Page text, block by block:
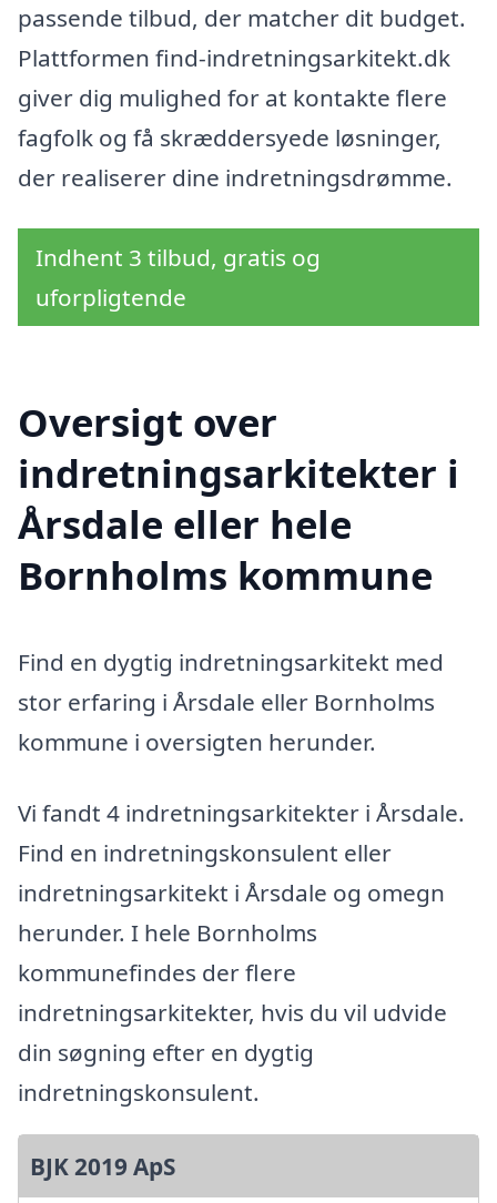
passende tilbud, der matcher dit budget.
Plattformen find-indretningsarkitekt.dk
giver dig mulighed for at kontakte flere
fagfolk og få skræddersyede løsninger,
der realiserer dine indretningsdrømme.
Indhent 3 tilbud, gratis og
uforpligtende
Oversigt over
indretningsarkitekter i
Årsdale eller hele
Bornholms kommune
Find en dygtig indretningsarkitekt med
stor erfaring i Årsdale eller Bornholms
kommune i oversigten herunder.
Vi fandt 4 indretningsarkitekter i Årsdale.
Find en indretningskonsulent eller
indretningsarkitekt i Årsdale og omegn
herunder. I hele Bornholms
kommunefindes der flere
indretningsarkitekter, hvis du vil udvide
din søgning efter en dygtig
indretningskonsulent.
BJK 2019 ApS